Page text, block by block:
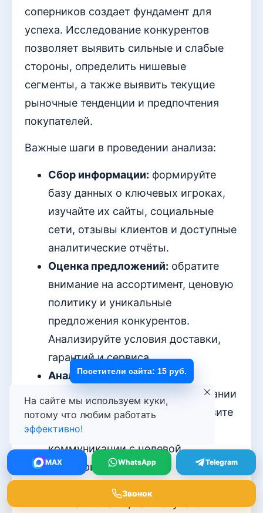
соперников создает фундамент для
успеха. Исследование конкурентов
позволяет выявить сильные и слабые
стороны, определить нишевые
сегменты, а также выявить текущие
рыночные тенденции и предпочтения
покупателей.
Важные шаги в проведении анализа:
Сбор информации: формируйте
базу данных о ключевых игроках,
изучайте их сайты, социальные
сети, отзывы клиентов и доступные
аналитические отчёты.
Оценка предложений: обратите
внимание на ассортимент, ценовую
политику и уникальные
предложения конкурентов.
Анализируйте условия доставки,
гарантий и сервиса.
Анализ коммуникации:
отслеживайте рекламные кампании
и стратегии продвижения. Выявите
тональность и каналы
коммуникации с целевой
аудиторией.
внимание на то, как покупатели
На сайте мы используем куки,
потому что любим работать
эффективно!
MAX WhatsApp Telegram
Звонок
Посетители сайта: 15 руб.